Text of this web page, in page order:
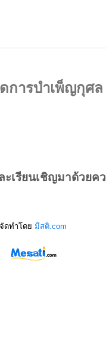
การบำเพ็ญกุศล
ะเรียนเชิญมาด้วยค
จัดทำโดย มีสติ.com